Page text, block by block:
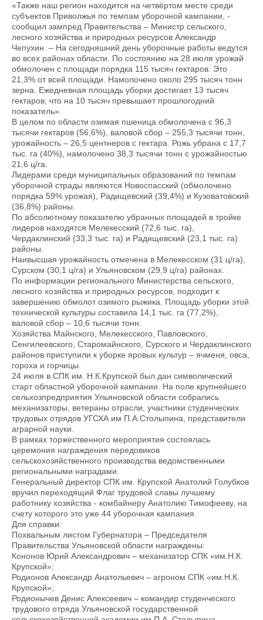
«Также наш регион находится на четвёртом месте среди
субъектов Приволжья по темпам уборочной кампании, -
сообщил зампред Правительства – Министр сельского,
лесного хозяйства и природных ресурсов Александр
Чепухин. – На сегодняшний день уборочные работы ведутся
во всех районах области. По состоянию на 28 июля урожай
обмолочен с площади порядка 115 тысяч гектаров. Это
21,3% от всей площади. Намолочено около 295 тысяч тонн
зерна. Ежедневная площадь уборки достигает 13 тысяч
гектаров, что на 10 тысяч превышает прошлогодний
показатель».
В целом по области озимая пшеница обмолочена с 96,3
тысячи гектаров (56,6%), валовой сбор – 255,3 тысячи тонн,
урожайность – 26,5 центнеров с гектара. Рожь убрана с 17,7
тыс. га (40%), намолочено 38,3 тысячи тонн с урожайностью
21,6 ц/га.
Лидерами среди муниципальных образований по темпам
уборочной страды являются Новоспасский (обмолочено
порядка 59% урожая), Радищевский (39,4%) и Кузоватовский
(36,8%) районы.
По абсолютному показателю убранных площадей в тройке
лидеров находятся Мелекесский (72,6 тыс. га),
Чердаклинский (33,3 тыс. га) и Радищевский (23,1 тыс. га)
районы.
Наивысшая урожайность отмечена в Мелекесском (31 ц/га),
Сурском (30,1 ц/га) и Ульяновском (29,9 ц/га) районах.
По информации регионального Министерства сельского,
лесного хозяйства и природных ресурсов, подходит к
завершению обмолот озимого рыжика. Площадь уборки этой
технической культуры составила 14,1 тыс. га (77,2%),
валовой сбор – 10,6 тысячи тонн.
Хозяйства Майнского, Мелекесского, Павловского,
Сенгилеевского, Старомайнского, Сурского и Чердаклинского
районов приступили к уборке яровых культур – ячменя, овса,
гороха и горчицы.
24 июля в СПК им. Н.К.Крупской был дан символический
старт областной уборочной кампании. На поле крупнейшего
сельхозпредприятия Ульяновской области собрались
механизаторы, ветераны отрасли, участники студенческих
трудовых отрядов УГСХА им П.А.Столыпина, представители
аграрной науки.
В рамках торжественного мероприятия состоялась
церемония награждения передовиков
сельскохозяйственного производства ведомственными
региональными наградами.
Генеральный директор СПК им. Крупской Анатолий Голубков
вручил переходящий Флаг трудовой славы лучшему
работнику хозяйства - комбайнеру Анатолию Тимофееву, на
счету которого это уже 44 уборочная кампания.
Для справки:
Похвальным листом Губернатора – Председателя
Правительства Ульяновской области награждены:
Кононов Юрий Александрович – механизатор СПК «им.Н.К.
Крупской»;
Родионов Александр Анатольевич – агроном СПК «им.Н.К.
Крупской»;
Родионычев Денис Алексеевич – командир студенческого
трудового отряда Ульяновской государственной